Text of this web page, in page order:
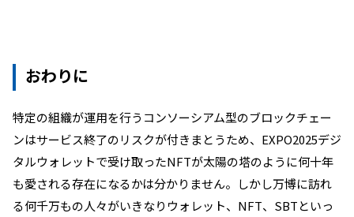
おわりに
特定の組織が運用を行うコンソーシアム型のブロックチェー
ンはサービス終了のリスクが付きまとうため、EXPO2025デジ
タルウォレットで受け取ったNFTが太陽の塔のように何十年
も愛される存在になるかは分かりません。しかし万博に訪れ
る何千万もの人々がいきなりウォレット、NFT、SBTといっ